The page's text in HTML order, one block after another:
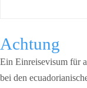
Achtung
Ein Einreisevisum für
bei den